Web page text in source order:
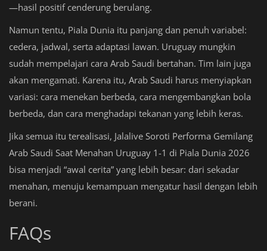
—hasil positif cenderung berulang.
Namun tentu, Piala Dunia itu panjang dan penuh variabel:
cedera, jadwal, serta adaptasi lawan. Uruguay mungkin
sudah mempelajari cara Arab Saudi bertahan. Tim lain juga
akan mengamati. Karena itu, Arab Saudi harus menyiapkan
variasi: cara menekan berbeda, cara mengembangkan bola
berbeda, dan cara menghadapi tekanan yang lebih keras.
Jika semua itu terealisasi, Jalalive Soroti Performa Gemilang
Arab Saudi Saat Menahan Uruguay 1-1 di Piala Dunia 2026
bisa menjadi “awal cerita” yang lebih besar: dari sekadar
menahan, menuju kemampuan mengatur hasil dengan lebih
berani.
FAQs